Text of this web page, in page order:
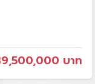
9,500,000 บาท